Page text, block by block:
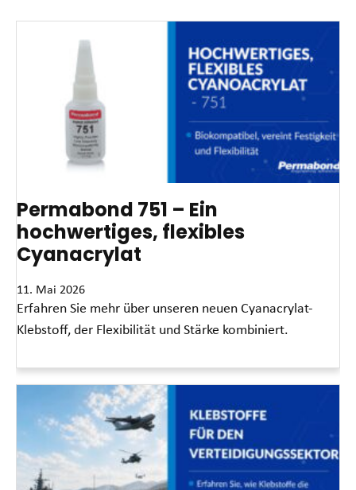
Permabond 751 – Ein
hochwertiges, flexibles
Cyanacrylat
11. Mai 2026
Erfahren Sie mehr über unseren neuen Cyanacrylat-
Klebstoff, der Flexibilität und Stärke kombiniert.